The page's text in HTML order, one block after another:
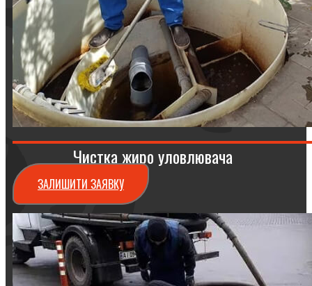
Чистка жиро уловлювача
ЗАЛИШИТИ ЗАЯВКУ